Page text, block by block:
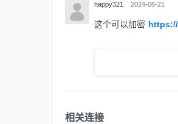
happy321 2024-08-21
这个可以加密
相关连接